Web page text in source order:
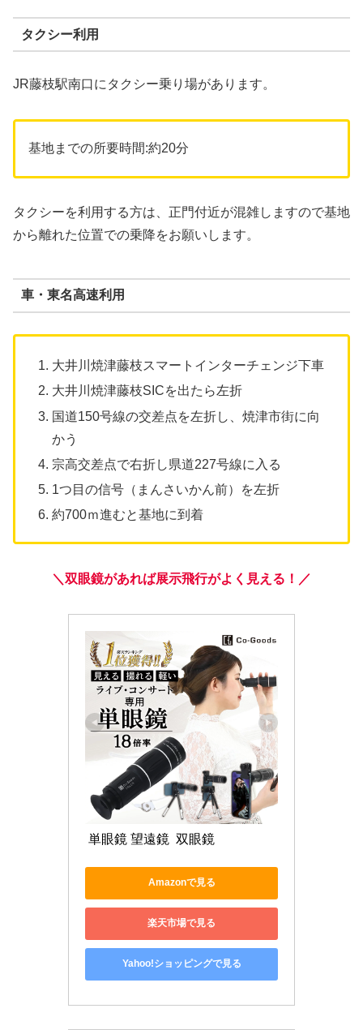
タクシー利用
JR藤枝駅南口にタクシー乗り場があります。
基地までの所要時間:約20分
タクシーを利用する方は、正門付近が混雑しますので基地
から離れた位置での乗降をお願いします。
車・東名高速利用
大井川焼津藤枝スマートインターチェンジ下車
大井川焼津藤枝SICを出たら左折
国道150号線の交差点を左折し、焼津市街に向
かう
宗高交差点で右折し県道227号線に入る
1つ目の信号（まんさいかん前）を左折
約700ｍ進むと基地に到着
＼双眼鏡があれば展示飛行がよく見える！／
単眼鏡 望遠鏡  双眼鏡
Amazonで見る
楽天市場で見る
Yahoo!ショッピングで見る